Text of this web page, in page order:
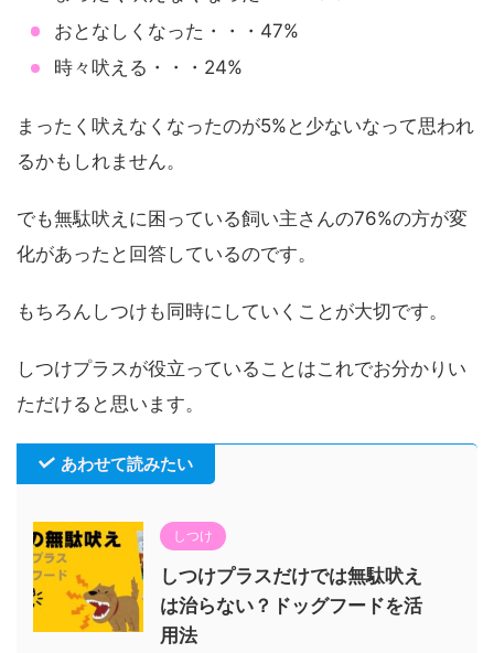
おとなしくなった・・・47%
時々吠える・・・24%
まったく吠えなくなったのが5%と少ないなって思われ
るかもしれません。
でも無駄吠えに困っている飼い主さんの76%の方が変
化があったと回答しているのです。
もちろんしつけも同時にしていくことが大切です。
しつけプラスが役立っていることはこれでお分かりい
ただけると思います。
あわせて読みたい
しつけ
しつけプラスだけでは無駄吠え
は治らない？ドッグフードを活
用法